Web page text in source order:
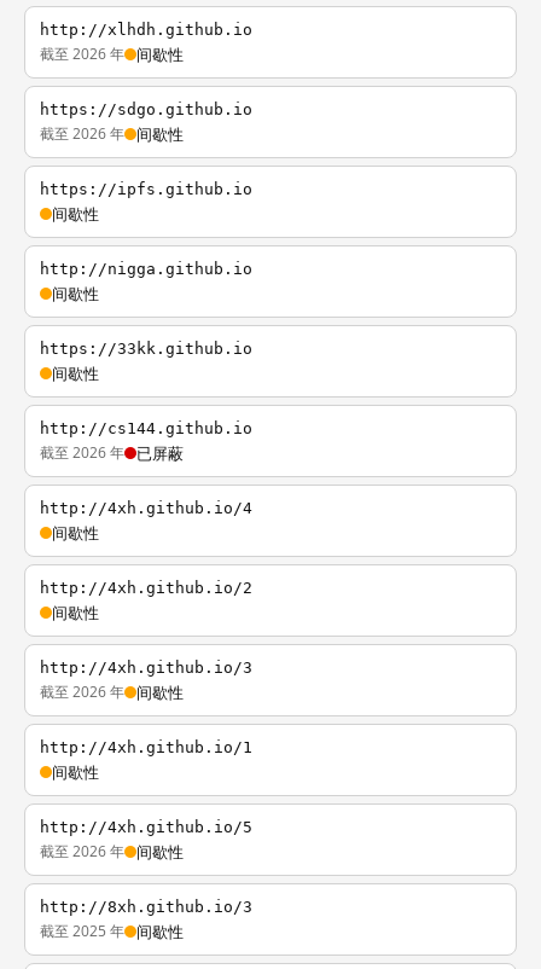
http://xlhdh.github.io
截至 2026 年 间歇性
https://sdgo.github.io
截至 2026 年 间歇性
https://ipfs.github.io
间歇性
http://nigga.github.io
间歇性
https://33kk.github.io
间歇性
http://cs144.github.io
截至 2026 年 已屏蔽
http://4xh.github.io/4
间歇性
http://4xh.github.io/2
间歇性
http://4xh.github.io/3
截至 2026 年 间歇性
http://4xh.github.io/1
间歇性
http://4xh.github.io/5
截至 2026 年 间歇性
http://8xh.github.io/3
截至 2025 年 间歇性